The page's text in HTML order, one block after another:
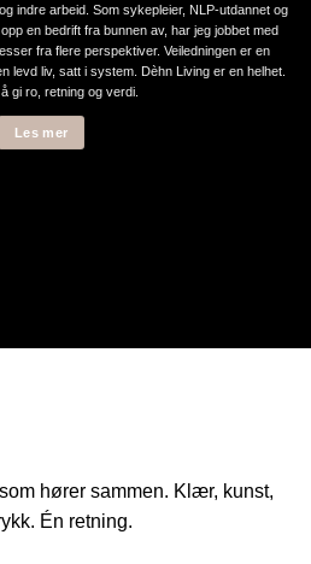
indre arbeid. Som sykepleier, NLP-utdannet og
en bedrift fra bunnen av, har jeg jobbet med
fra flere perspektiver. Veiledningen er en
levd liv, satt i system. Dèhn Living er en helhet.
gi ro, retning og verdi.
Les mer
hører sammen. Klær, kunst,
Én retning.